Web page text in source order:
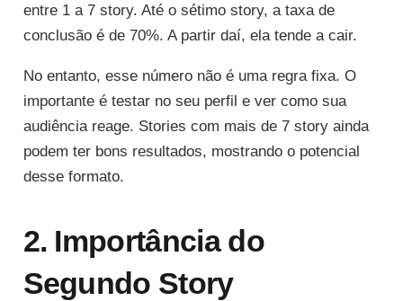
entre 1 a 7 story. Até o sétimo story, a taxa de
conclusão é de 70%. A partir daí, ela tende a cair.
No entanto, esse número não é uma regra fixa. O
importante é testar no seu perfil e ver como sua
audiência reage. Stories com mais de 7 story ainda
podem ter bons resultados, mostrando o potencial
desse formato.
2. Importância do
Segundo Story